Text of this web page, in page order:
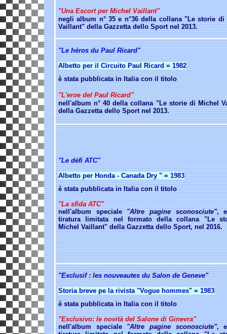
"Una Escort per Michel Vaillant"
negli album n°35 e n°36 della collana "Le storie di
Vaillant" della Gazzetta dello Sport nel 2013.
"Le héros du Paul Ricard"
Albetto per il Circuito Paul Ricard = 1982
è stata pubblicata in Italia con il titolo
"L'eroe del Paul Ricard"
nell'albumn°40 della collana "Le storie di Michel
della Gazzetta dello Sport nel 2013.
"Le défi ATC"
Albetto per Honda - Canada Dry " = 1983
è stata pubblicata in Italia con il titolo
"La sfida ATC"
nell'album speciale "Altre pagine sconosciute",
tiratura limitata nel formato dellacollana "Le
Michel Vaillant" della Gazzetta dello Sport, nel 2016.
"Exclusif : les nouveautes du Salon de Geneve"
Storia breve pe la rivista "Vogue hommes" = 1983
è stata pubblicata in Italia con il titolo
"Esclusivo: le novità del Salone di Ginevra"
nell'album speciale "Altre pagine sconosciute",